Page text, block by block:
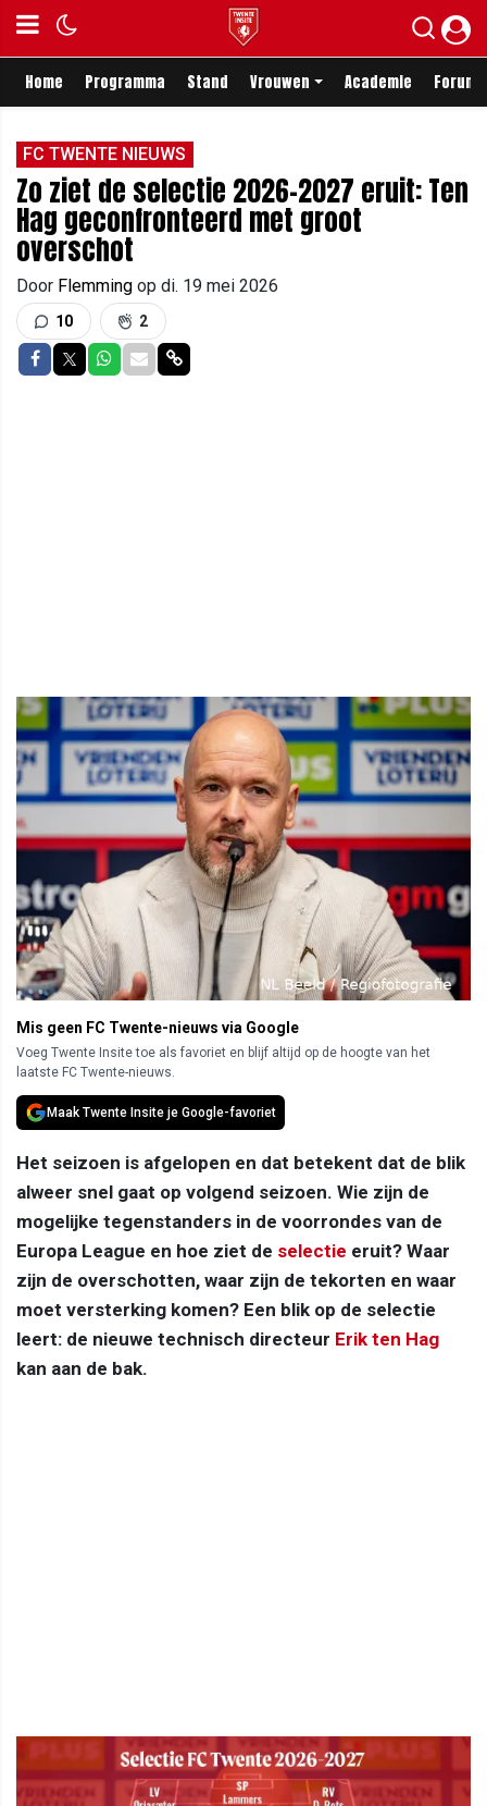
Home Programma Stand Vrouwen Academie Forum
FC TWENTE NIEUWS
Zo ziet de selectie 2026-2027 eruit: Ten
Hag geconfronteerd met groot
overschot
Door Flemming op di. 19 mei 2026
10 2
Delen op Facebook
Delen op Twitter
Delen op Whatsapp
Delen via Mail
Delen via link
Mis geen FC Twente-nieuws via Google
Voeg Twente Insite toe als favoriet en blijf altijd op de hoogte van het
laatste FC Twente-nieuws.
Maak Twente Insite je Google-favoriet
Het seizoen is afgelopen en dat betekent dat de blik
alweer snel gaat op volgend seizoen. Wie zijn de
mogelijke tegenstanders in de voorrondes van de
Europa League en hoe ziet de selectie eruit? Waar
zijn de overschotten, waar zijn de tekorten en waar
moet versterking komen? Een blik op de selectie
leert: de nieuwe technisch directeur Erik ten Hag
kan aan de bak.